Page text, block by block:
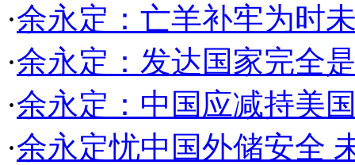
·余永定：亡羊补牢为时
·余永定：发达国家完全
·余永定：中国应减持美
·余永定忧中国外储安全